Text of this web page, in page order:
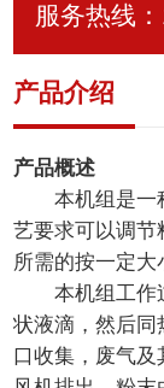
服务热线：
产品介绍
产品概述
本机组是一种
艺要求可以调节
所需的按一定大
本机组工作过
状液滴，然后同
口收集，废气